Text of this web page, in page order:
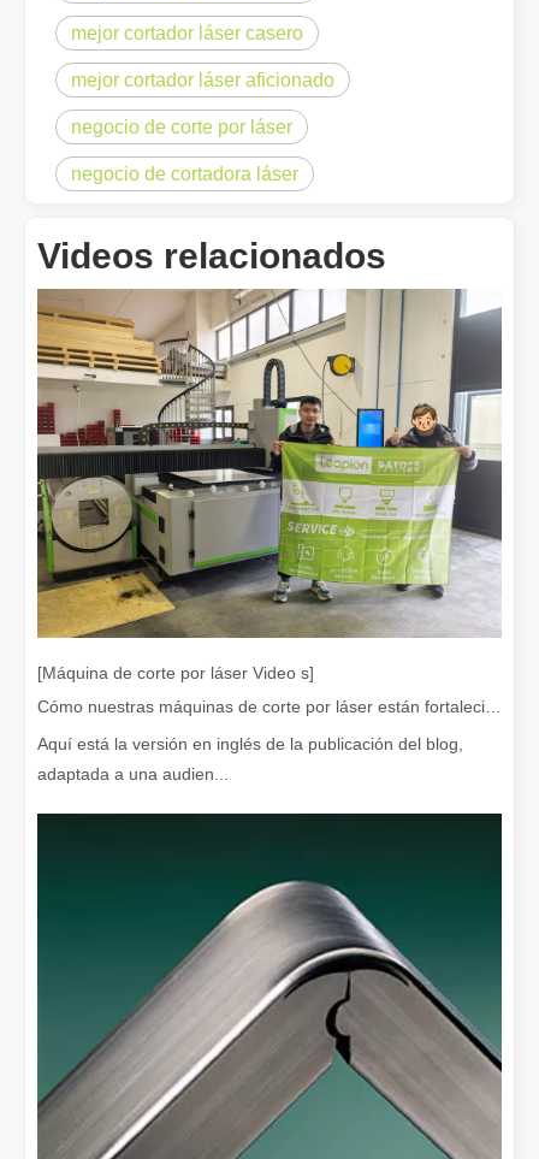
¿Es caro el dispositivo de soldadura láser? ¿Cómo comprar uno rentable?
En la fabricación y la ingeniería modernas, la precisión y la
¡Nuestros socios internacionales viajaron miles de millas para
El team building de Leapion Red Leaf Valley ha llegado a una conclusión exitosa
Saliendo del ajetreo y el bullicio, nos embarcamos en un viaje
mejor cortador láser casero
mejor cortador láser aficionado
negocio de corte por láser
negocio de cortadora láser
Videos relacionados
[Máquina de corte por láser Video s]
Aquí está la versión en inglés de la publicación del blog,
adaptada a una audien...